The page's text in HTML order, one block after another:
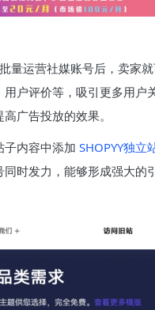
量运营社媒账号后，卖家
户评价等，吸引更多用户
广告投放的效果。
子内容中添加 SHOPYY独立
时发力，能够形成强大的